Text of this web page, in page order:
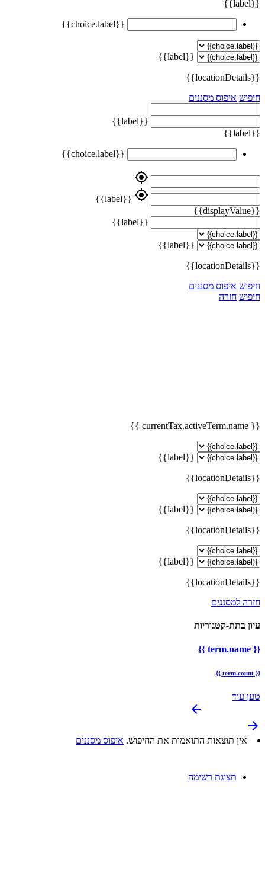
{{label}}
{{choice.label}}
{{label}}
{{locationDetails}}
חיפוש איפוס מסננים
{{label}}
{{label}}
{{choice.label}}
my_location
my_location
{{label}}
{{displayValue}}
{{label}}
{{label}}
{{locationDetails}}
חיפוש איפוס מסננים
חיפוש חזרה
{{ currentTax.activeTerm.name }}
{{label}}
{{locationDetails}}
{{label}}
{{locationDetails}}
{{label}}
{{locationDetails}}
חזרה למסננים
עיון בתת-קטגוריות
{{ term.name }}
{{ term.count }}
טען עוד
arrow_backward
arrow_forward
אין תוצאות התואמות את החיפוש. איפוס מסננים
תצוגת רשימה